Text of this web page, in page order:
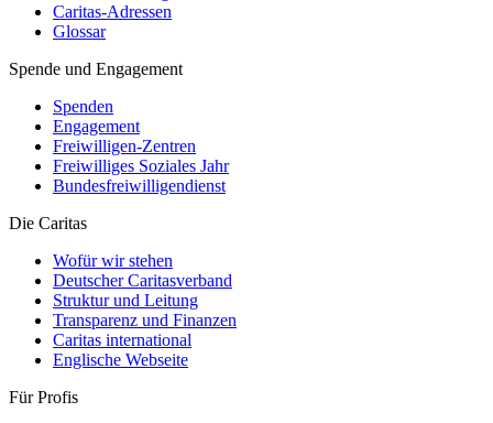
Caritas-Adressen
Glossar
Spende und Engagement
Spenden
Engagement
Freiwilligen-Zentren
Freiwilliges Soziales Jahr
Bundesfreiwilligendienst
Die Caritas
Wofür wir stehen
Deutscher Caritasverband
Struktur und Leitung
Transparenz und Finanzen
Caritas international
Englische Webseite
Für Profis